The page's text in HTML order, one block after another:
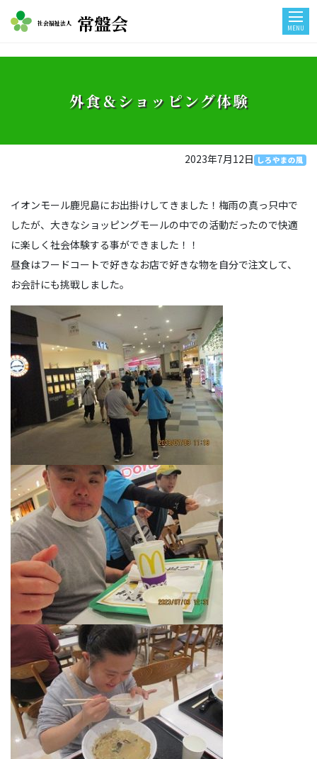
社会福祉法人 常盤会 MENU
外食＆ショッピング体験
2023年7月12日 しろやまの風
イオンモール鹿児島にお出掛けしてきました！梅雨の真っ只中で
したが、大きなショッピングモールの中での活動だったので快適
に楽しく社会体験する事ができました！！
昼食はフードコートで好きなお店で好きな物を自分で注文して、
お会計にも挑戦しました。